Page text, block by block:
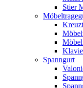
Stier
Spanngurt